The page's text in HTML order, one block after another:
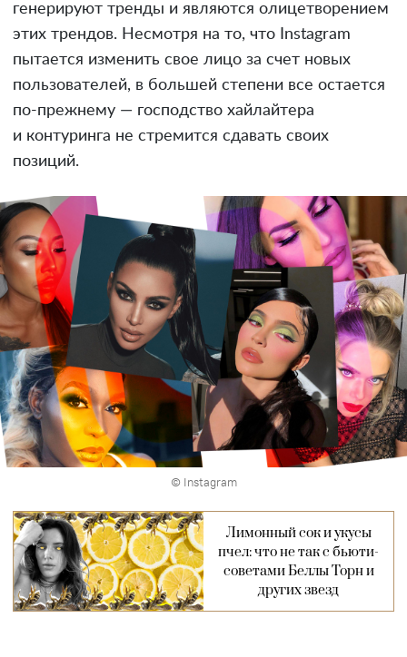
генерируют тренды и являются олицетворением
этих трендов. Несмотря на то, что Instagram
пытается изменить свое лицо за счет новых
пользователей, в большей степени все остается
по-прежнему — господство хайлайтера
и контуринга не стремится сдавать своих
позиций.
© Instagram
Лимонный сок и укусы
пчел: что не так с бьюти-
советами Беллы Торн и
других звезд